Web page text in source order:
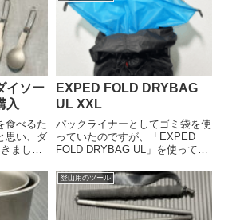
イソー
入
食べるた
思い、ダ
まし
いつもは
ラーメ
ます。し
ておに
EXPED FOLD DRYBAG
UL XXL
パックライナーとしてゴミ袋を使
っていたのですが、「EXPED
FOLD DRYBAG UL」を使ってみ
登山用のツール